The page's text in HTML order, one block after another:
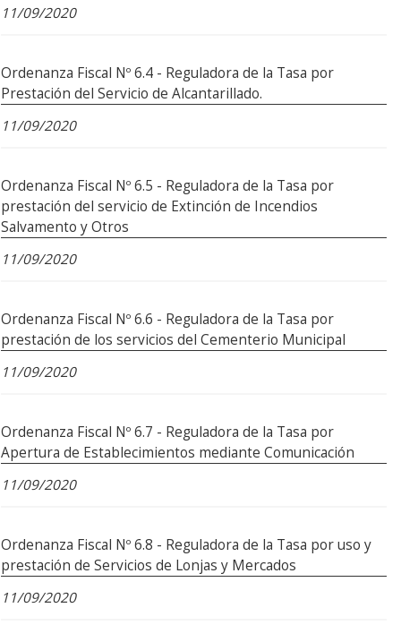
11/09/2020
Ordenanza Fiscal Nº 6.4 - Reguladora de la Tasa por
Prestación del Servicio de Alcantarillado.
11/09/2020
Ordenanza Fiscal Nº 6.5 - Reguladora de la Tasa por
prestación del servicio de Extinción de Incendios
Salvamento y Otros
11/09/2020
Ordenanza Fiscal Nº 6.6 - Reguladora de la Tasa por
prestación de los servicios del Cementerio Municipal
11/09/2020
Ordenanza Fiscal Nº 6.7 - Reguladora de la Tasa por
Apertura de Establecimientos mediante Comunicación
11/09/2020
Ordenanza Fiscal Nº 6.8 - Reguladora de la Tasa por uso y
prestación de Servicios de Lonjas y Mercados
11/09/2020